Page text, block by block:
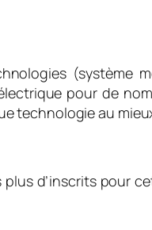
(système
pour de
technologie au
d’inscrits pour